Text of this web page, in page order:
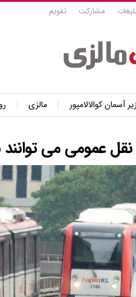
مشارکت تقویم
زیر آسمان کوالالامپور مالزی
عمومی می توانند